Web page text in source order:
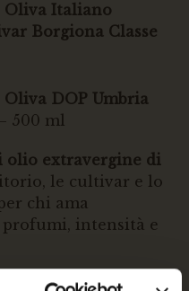
Oliva Italiano
Borgiona Classe
DOP Umbria
500 ml
olio extravergine di
le cultivar e lo
chi ama
profumi, intensità e
natalizio